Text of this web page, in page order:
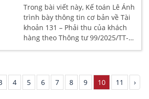
Trong bài viết này, Kế toán Lê Ánh
trình bày thông tin cơ bản về Tài
khoản 131 – Phải thu của khách
hàng theo Thông tư 99/2025/TT-
BTC, bao gồm nguyên tắc kế toán,
toán đối với một số giao dịch chủ
yếu theo quy định hiện hành.
4 5 6 7 8 9 10 11 ›